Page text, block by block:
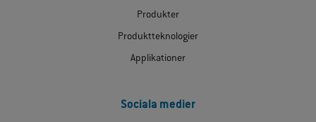
Produkter
Produktteknologier
Applikationer
Sociala medier